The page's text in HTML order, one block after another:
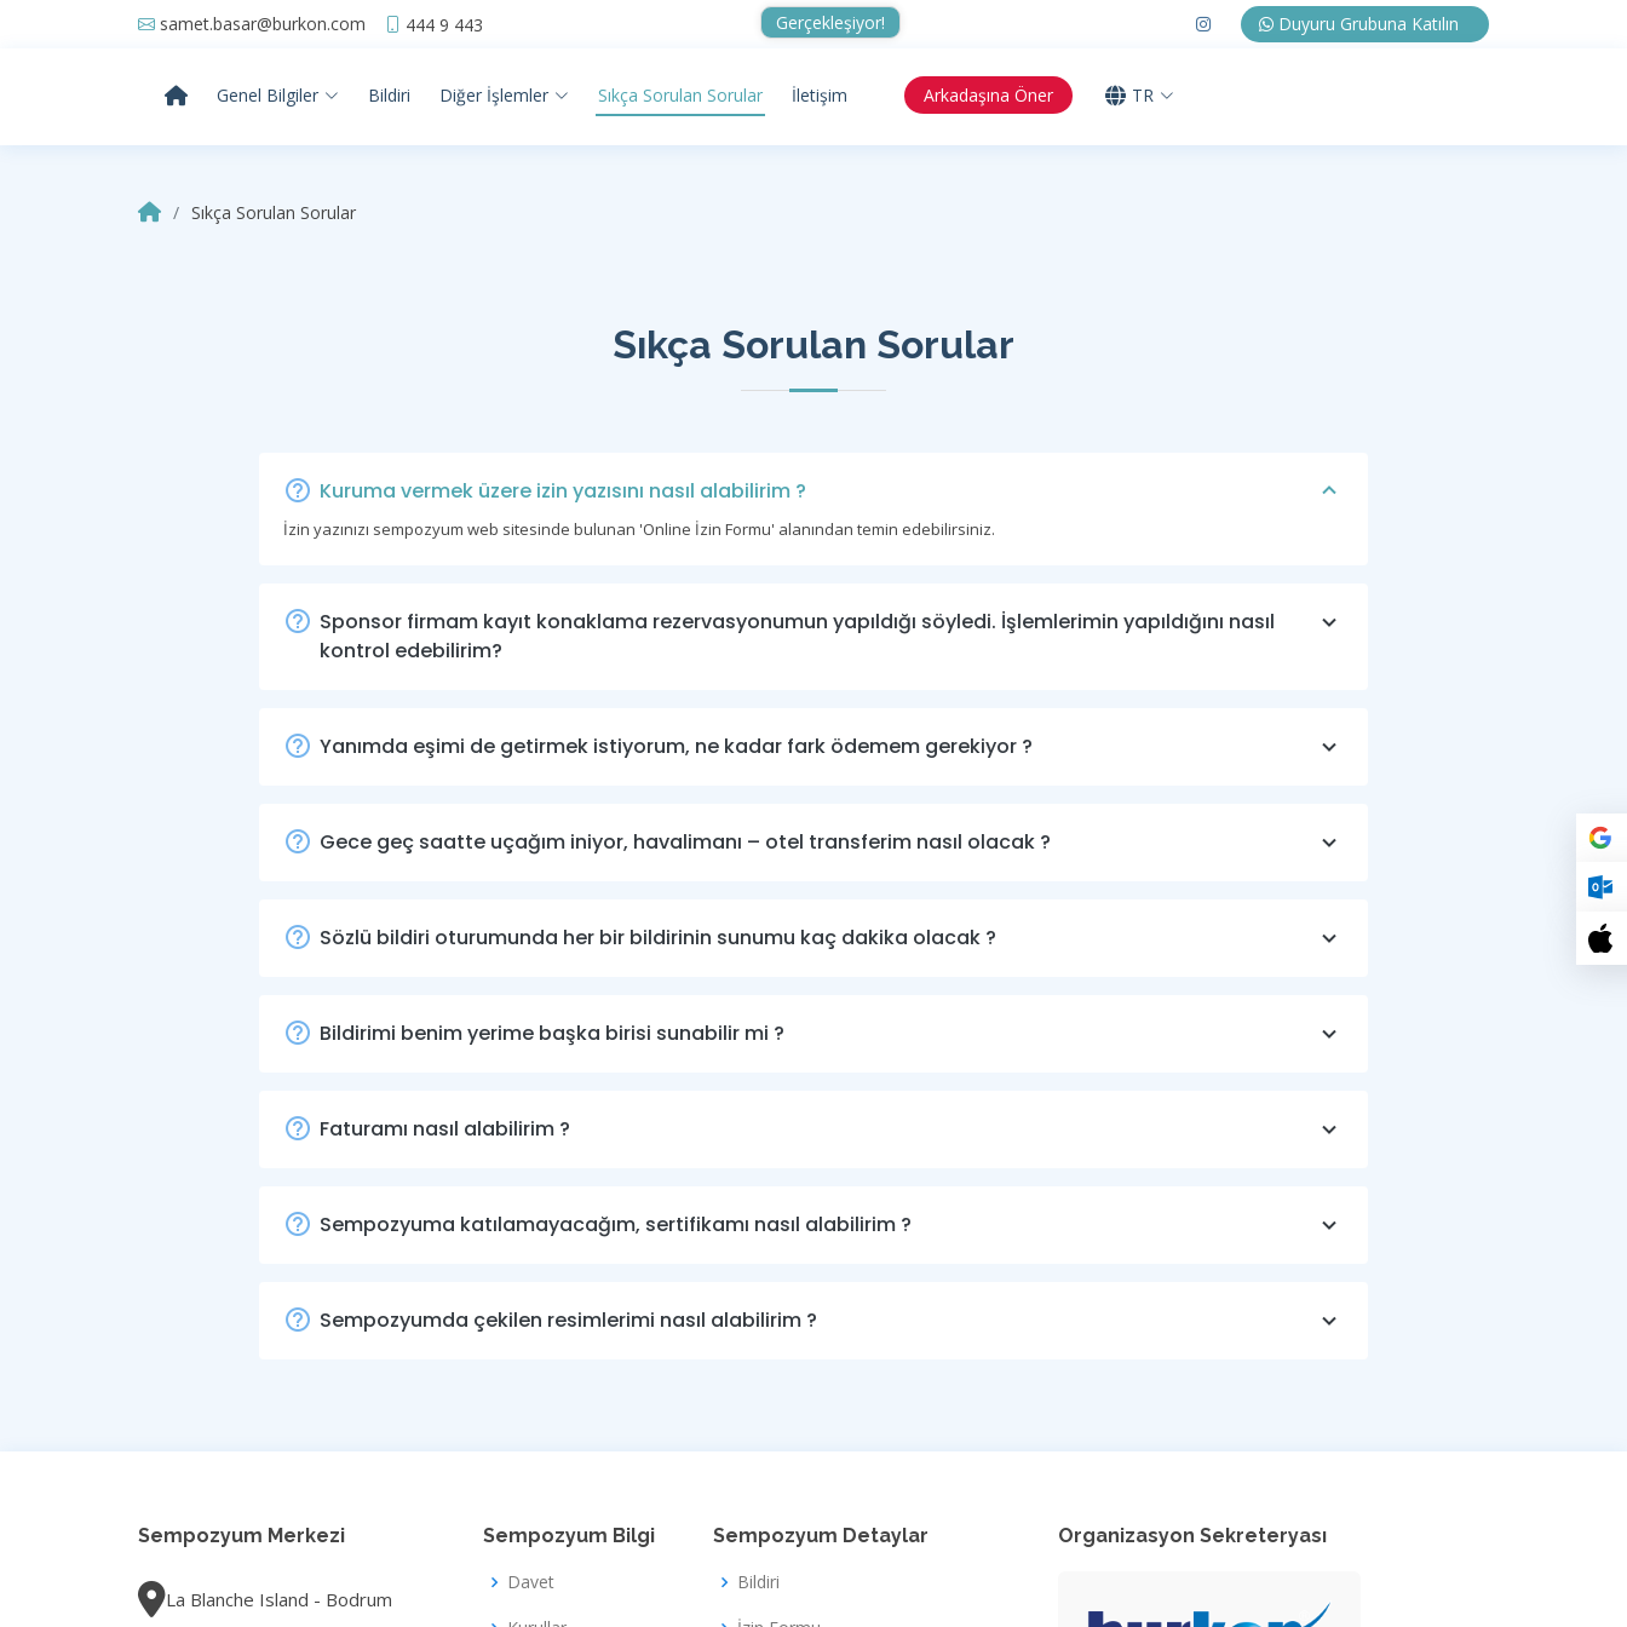
samet.basar@burkon.com 444 9 443 Gerçekleşiyor! Duyuru Grubuna Katılın
Genel Bilgiler Bildiri Diğer İşlemler Sıkça Sorulan Sorular İletişim Arkadaşına Öner TR
Sıkça Sorulan Sorular
Sıkça Sorulan Sorular
Kuruma vermek üzere izin yazısını nasıl alabilirim ?
İzin yazınızı sempozyum web sitesinde bulunan 'Online İzin Formu' alanından temin edebilirsiniz.
Sponsor firmam kayıt konaklama rezervasyonumun yapıldığı söyledi. İşlemlerimin yapıldığını nasıl
kontrol edebilirim?
Yanımda eşimi de getirmek istiyorum, ne kadar fark ödemem gerekiyor ?
Gece geç saatte uçağım iniyor, havalimanı – otel transferim nasıl olacak ?
Sözlü bildiri oturumunda her bir bildirinin sunumu kaç dakika olacak ?
Bildirimi benim yerime başka birisi sunabilir mi ?
Faturamı nasıl alabilirim ?
Sempozyuma katılamayacağım, sertifikamı nasıl alabilirim ?
Sempozyumda çekilen resimlerimi nasıl alabilirim ?
Sempozyum Merkezi
La Blanche Island - Bodrum
Sempozyum Bilgi
Davet
Sempozyum Detaylar
Bildiri
Organizasyon Sekreteryası